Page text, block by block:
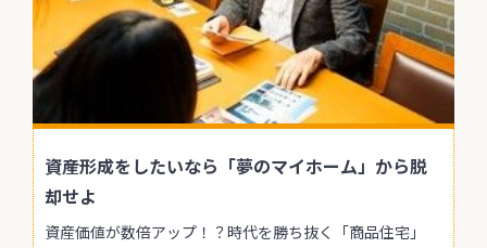
資産形成をしたいなら「夢のマイホーム」から脱
却せよ
資産価値が数倍アップ！？時代を勝ち抜く「商品住宅」